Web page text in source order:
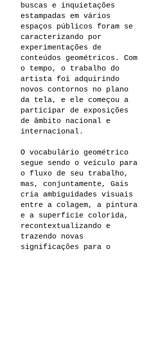
buscas e inquietações
estampadas em vários
espaços públicos foram se
caracterizando por
experimentações de
conteúdos geométricos. Com
o tempo, o trabalho do
artista foi adquirindo
novos contornos no plano
da tela, e ele começou a
participar de exposições
de âmbito nacional e
internacional.
O vocabulário geométrico
segue sendo o veículo para
o fluxo de seu trabalho,
mas, conjuntamente, Gais
cria ambiguidades visuais
entre a colagem, a pintura
e a superfície colorida,
recontextualizando e
trazendo novas
significações para o